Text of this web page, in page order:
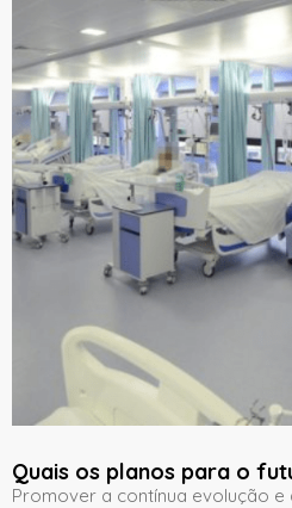
Quais os planos para o
Promover a contínua evolução e